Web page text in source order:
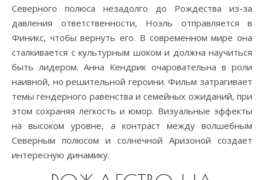
Северного полюса незадолго до Рождества из-за
давления ответственности, Ноэль отправляется в
Финикс, чтобы вернуть его. В современном мире она
сталкивается с культурным шоком и должна научиться
быть лидером. Анна Кендрик очаровательна в роли
наивной, но решительной героини. Фильм затрагивает
темы гендерного равенства и семейных ожиданий, при
этом сохраняя легкость и юмор. Визуальные эффекты
на высоком уровне, а контраст между волшебным
Северным полюсом и солнечной Аризоной создает
интересную динамику.